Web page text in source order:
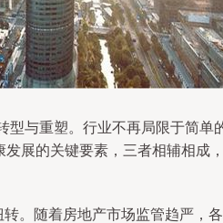
与重塑。行业不再局限于简
展的关键要素，三者相辅相成，
。随着房地产市场监管趋严，